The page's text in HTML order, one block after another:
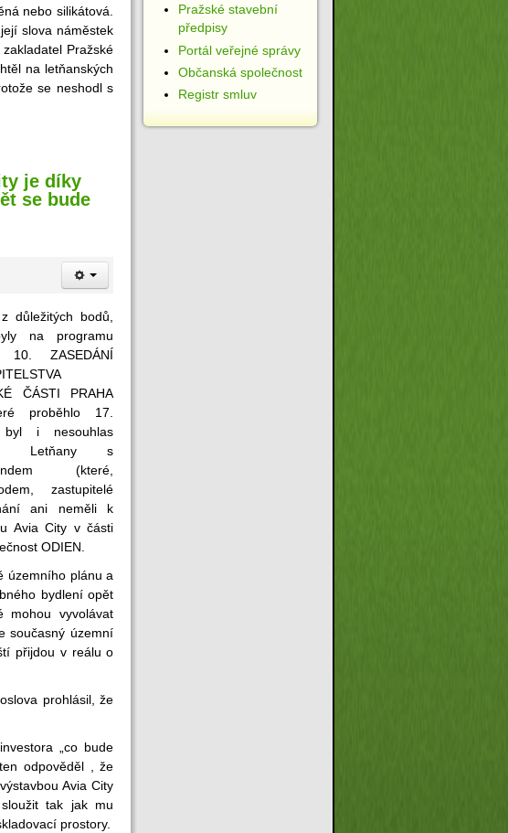
nebo silikátová.
slova náměstek
Pražské
na letňanských
se neshodl s
je díky
se bude
důležitých bodů,
na programu
10. ZASEDÁNÍ
ČÁSTI PRAHA
proběhlo 17.
byl i nesouhlas
Letňany s
(které,
zastupitelé
ani neměli k
Avia City v části
ODIEN.
územního plánu a
bydlení opět
mohou vyvolávat
současný územní
přijdou v reálu o
prohlásil, že
„co bude
odpověděl , že
Avia City
tak jak mu
prostory.
Pražské stavební
předpisy
Portál veřejné správy
Občanská společnost
Registr smluv